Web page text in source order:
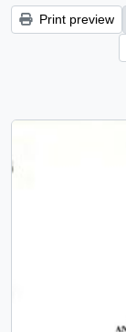
Print preview